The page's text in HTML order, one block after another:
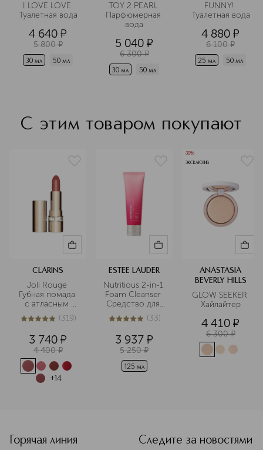
I LOVE LOVE
Туалетная вода
4 640 ¤
5 800 ¤
30 мл 50 мл
TOY 2 PEARL
Парфюмерная
вода
5 040 ¤
6 300 ¤
30 мл 50 мл
FUNNY!
Туалетная вода
4 880 ¤
6 100 ¤
25 мл 50 мл
С этим товаром покупают
CLARINS
Joli Rouge
Губная помада
с атласным
эффектом
4.9из5319 (319)
3 740 ¤
4 400 ¤
+14
ESTEE LAUDER
Nutritious 2-in-1
Foam Cleanser
Средство для
очищения кожи
2-в-1: пенка и
5из 533 (33)
3 937 ¤
5 250 ¤
125 мл
-30%
ЭКСКЛЮЗИВ
ANASTASIA
BEVERLY HILLS
GLOW SEEKER
Хайлайтер
4 410 ¤
6 300 ¤
Горячая линия
Следите за новостями